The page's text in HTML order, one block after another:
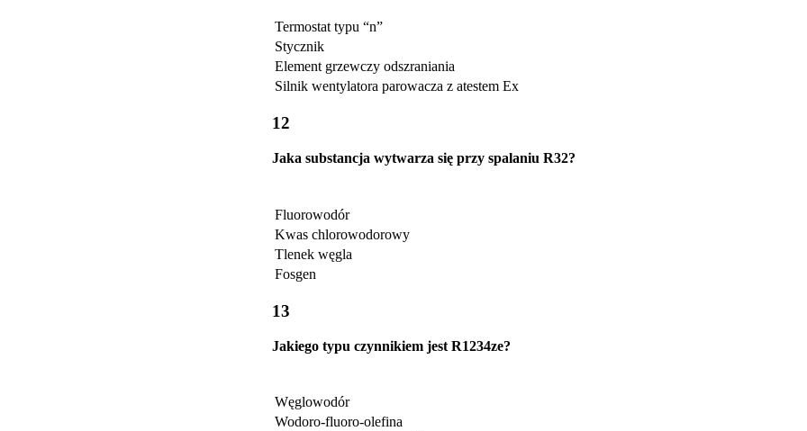
Termostat typu “n”
Stycznik
Element grzewczy odszraniania
Silnik wentylatora parowacza z atestem Ex
12
Jaka substancja wytwarza się przy spalaniu R32?
Fluorowodór
Kwas chlorowodorowy
Tlenek węgla
Fosgen
13
Jakiego typu czynnikiem jest R1234ze?
Węglowodór
Wodoro-fluoro-olefina